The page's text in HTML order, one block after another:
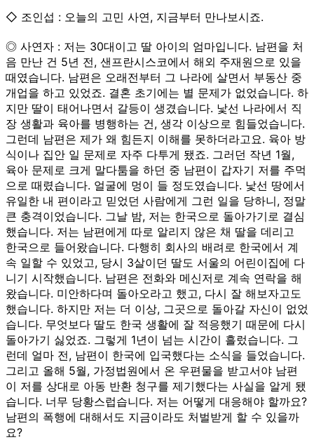
◇ 조인섭 : 오늘의 고민 사연, 지금부터 만나보시죠.
◎ 사연자 : 저는 30대이고 딸 아이의 엄마입니다. 남편을 처
음 만난 건 5년 전, 샌프란시스코에서 해외 주재원으로 있을
때였습니다. 남편은 오래전부터 그 나라에 살면서 부동산 중
개업을 하고 있었죠. 결혼 초기에는 별 문제가 없었습니다. 하
지만 딸이 태어나면서 갈등이 생겼습니다. 낯선 나라에서 직
장 생활과 육아를 병행하는 건, 생각 이상으로 힘들었습니다.
그런데 남편은 제가 왜 힘든지 이해를 못하더라고요. 육아 방
식이나 집안 일 문제로 자주 다투게 됐죠. 그러던 작년 1월,
육아 문제로 크게 말다툼을 하던 중 남편이 갑자기 저를 주먹
으로 때렸습니다. 얼굴에 멍이 들 정도였습니다. 낯선 땅에서
유일한 내 편이라고 믿었던 사람에게 그런 일을 당하니, 정말
큰 충격이었습니다. 그날 밤, 저는 한국으로 돌아가기로 결심
했습니다. 저는 남편에게 따로 알리지 않은 채 딸을 데리고
한국으로 들어왔습니다. 다행히 회사의 배려로 한국에서 계
속 일할 수 있었고, 당시 3살이던 딸도 서울의 어린이집에 다
니기 시작했습니다. 남편은 전화와 메신저로 계속 연락을 해
왔습니다. 미안하다며 돌아오라고 했고, 다시 잘 해보자고도
했습니다. 하지만 저는 더 이상, 그곳으로 돌아갈 자신이 없었
습니다. 무엇보다 딸도 한국 생활에 잘 적응했기 때문에 다시
돌아가기 싫었죠. 그렇게 1년이 넘는 시간이 흘렀습니다. 그
런데 얼마 전, 남편이 한국에 입국했다는 소식을 들었습니다.
그리고 올해 5월, 가정법원에서 온 우편물을 받고서야 남편
이 저를 상대로 아동 반환 청구를 제기했다는 사실을 알게 됐
습니다. 너무 당황스럽습니다. 저는 어떻게 대응해야 할까요?
남편의 폭행에 대해서도 지금이라도 처벌받게 할 수 있을까
요?